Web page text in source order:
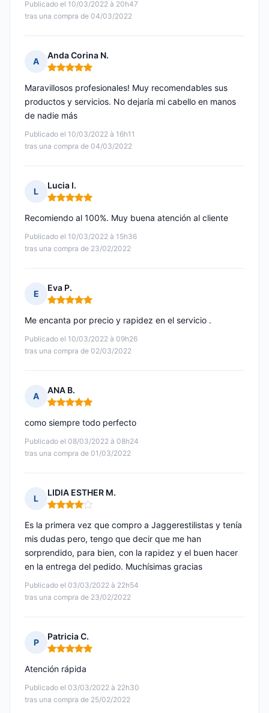
Publicado el 10/03/2022 à 20h47
tras una compra de 04/03/2022
A
Anda Corina N.
Nota: 5 de 5
Publicado el 10/03/2022 à 16h11
tras una compra de 04/03/2022
Maravillosos profesionales! Muy recomendables sus
productos y servicios. No dejaría mi cabello en manos
de nadie más
L
Lucia I.
Nota: 5 de 5
Publicado el 10/03/2022 à 15h36
tras una compra de 23/02/2022
Recomiendo al 100%. Muy buena atención al cliente
E
Eva P.
Nota: 5 de 5
Publicado el 10/03/2022 à 09h26
tras una compra de 02/03/2022
Me encanta por precio y rapidez en el servicio .
A
ANA B.
Nota: 5 de 5
Publicado el 08/03/2022 à 08h24
tras una compra de 01/03/2022
como siempre todo perfecto
L
LIDIA ESTHER M.
Nota: 4 de 5
Publicado el 03/03/2022 à 22h54
tras una compra de 23/02/2022
Es la primera vez que compro a Jaggerestilistas y tenía
mis dudas pero, tengo que decir que me han
sorprendido, para bien, con la rapidez y el buen hacer
en la entrega del pedido. Muchísimas gracias
P
Patricia C.
Nota: 5 de 5
Publicado el 03/03/2022 à 22h30
tras una compra de 25/02/2022
Atención rápida